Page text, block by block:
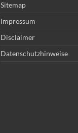
Sitemap
Impressum
Disclaimer
Datenschutzhinweise